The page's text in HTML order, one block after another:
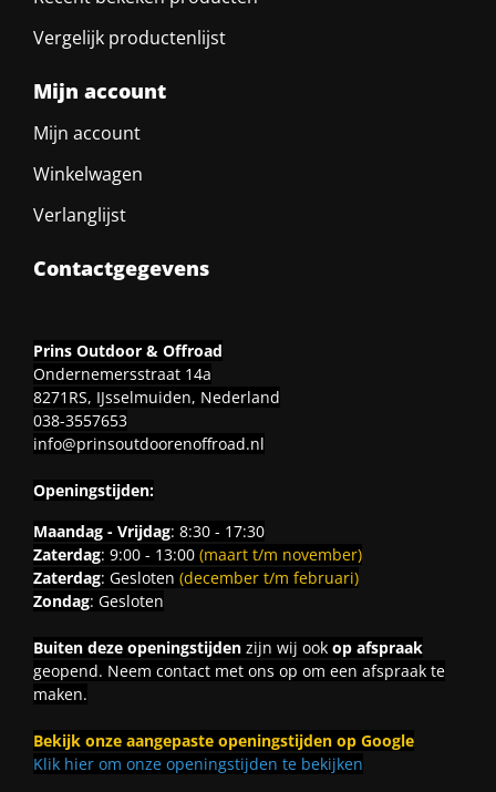
Vergelijk productenlijst
Mijn account
Mijn account
Winkelwagen
Verlanglijst
Contactgegevens
Prins Outdoor & Offroad
Ondernemersstraat 14a
8271RS, IJsselmuiden, Nederland
038-3557653
info@prinsoutdoorenoffroad.nl
Openingstijden:
Maandag - Vrijdag: 8:30 - 17:30
Zaterdag: 9:00 - 13:00 (maart t/m november)
Zaterdag: Gesloten (december t/m februari)
Zondag: Gesloten
Buiten deze openingstijdenzijn wij ook op afspraak
geopend. Neem contact met ons op om een afspraak te
maken.
Bekijk onze aangepaste openingstijden op Google
Klik hier om onze openingstijden te bekijken